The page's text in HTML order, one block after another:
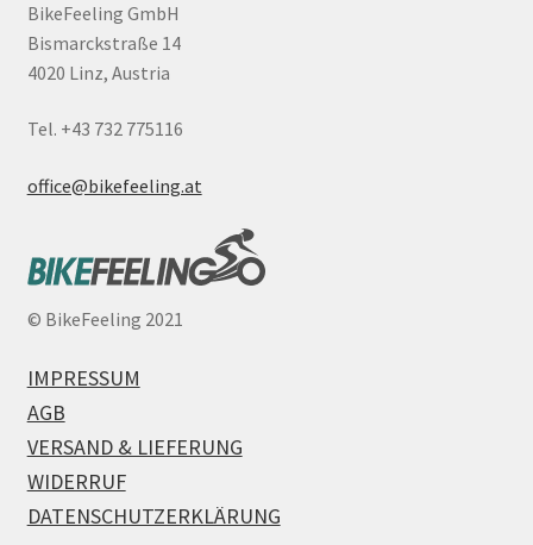
BikeFeeling GmbH
Bismarckstraße 14
4020 Linz, Austria
Tel. +43 732 775116
office@bikefeeling.at
© BikeFeeling 2021
IMPRESSUM
AGB
VERSAND & LIEFERUNG
WIDERRUF
DATENSCHUTZERKLÄRUNG